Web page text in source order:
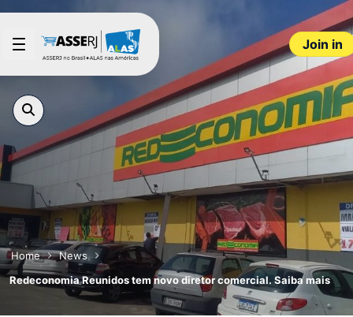
Skip to Main Content
Join in
Home
News
Redeconomia Reunidos tem novo diretor comercial. Saiba mais